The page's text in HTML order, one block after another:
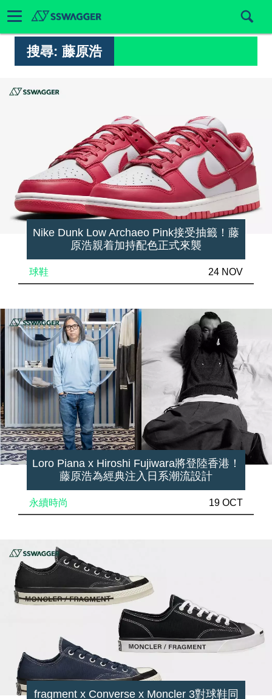
搜尋: 藤原浩
Nike Dunk Low Archaeo Pink接受抽籤！藤
原浩親着加持配色正式來襲
球鞋 24 NOV
Loro Piana x Hiroshi Fujiwara將登陸香港！
藤原浩為經典注入日系潮流設計
永續時尚 19 OCT
fragment x Converse x Moncler 3對球鞋同